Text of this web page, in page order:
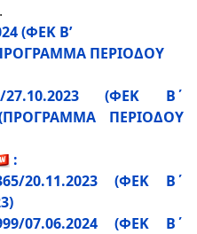
(ΦΕΚ Β’
ΠΕΡΙΟΔΟΥ
27.10.2023 (ΦΕΚ Β΄
(ΠΡΟΓΡΑΜΜΑ ΠΕΡΙΟΔΟΥ
:
20.11.2023 (ΦΕΚ Β΄
07.06.2024 (ΦΕΚ Β΄